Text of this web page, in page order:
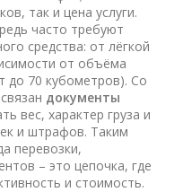
так и цена услуги.
часто требуют
средства: от лёгкой
от объёма
до 70 кубометров). Со
документы
вес, характер груза и
и штрафов. Таким
перевозки,
– это цепочка, где
и стоимость.